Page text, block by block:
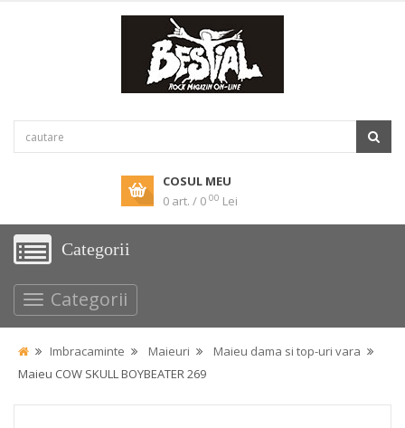
COSUL MEU
0 art. / 0 00 Lei
Categorii
Categorii
Imbracaminte Maieuri
Maieu dama si top-uri vara
Maieu COW SKULL BOYBEATER 269